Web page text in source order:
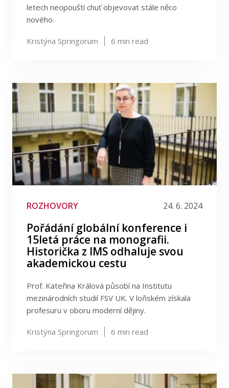
letech neopouští chuť objevovat stále něco
nového.
Kristýna Springorum 6 min read
ROZHOVORY 24. 6. 2024
Pořádání globální konference i
15letá práce na monografii.
Historička z IMS odhaluje svou
akademickou cestu
Prof. Kateřina Králová působí na Institutu
mezinárodních studií FSV UK. V loňském získala
profesuru v oboru moderní dějiny.
Kristýna Springorum 6 min read